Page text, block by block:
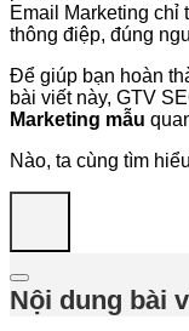
Email Marketing chỉ
thông điệp, đúng
Để giúp bạn hoàn
bài viết này, GTV
Marketing mẫu
Nào, ta cùng tìm
Nội dung bài